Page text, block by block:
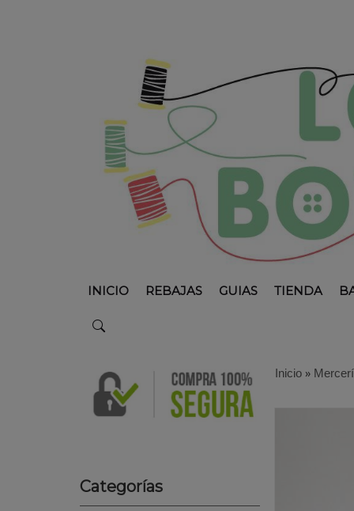
INICIO REBAJAS GUIAS TIENDA
Categorías
Inicio»